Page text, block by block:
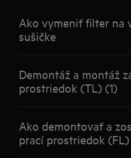
Ako vymeniť filter na
sušičke
Demontáž a montáž
prostriedok (TL) (1)
Ako demontovať a
prací prostriedok